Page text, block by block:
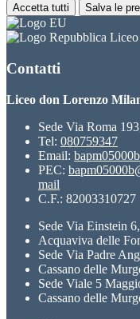
Accetta tutti Salva le
Contatti
Liceo don Lorenzo
Sede Via Roma
Tel: 080759347
Email:
PEC:
mail
C.F.: 82003310727
Sede Via Einstein
Acquaviva delle
Sede Via Padre
Cassano delle
Sede Viale 5
Cassano delle